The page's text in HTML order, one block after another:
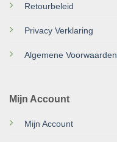
Retourbeleid
Privacy Verklaring
Algemene Voorwaarden
Mijn Account
Mijn Account